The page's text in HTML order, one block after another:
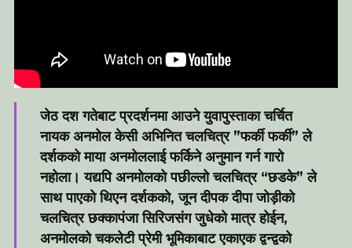
जेठ दश गतेबाट प्रदर्शनमा आउने युवापुस्ताका चर्चित
नायक अनमोल केसी अभिनित चलचित्र ”फर्की फर्की” ले
दर्शकको माया अनमोललाई फर्किने अनुमान गर्न गारो
नहोला। यद्यपि अनमोलको पछील्लो चलचित्र “छडके” ले
साथ पाएको थिएन दर्शकको, जून दीपक दीपा जोड़ीको
चलचित्र छक्कापंजा सिरिजसंग जुधेको मात्र होईन,
अनमोलको चकलेटी प्रेमी भूमिकाबाट एकाएक द्वन्द्वको